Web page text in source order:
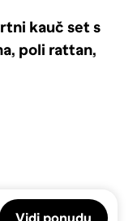
kauč set s
poli rattan,